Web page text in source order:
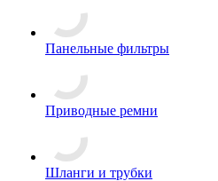
Панельные фильтры
Приводные ремни
Шланги и трубки